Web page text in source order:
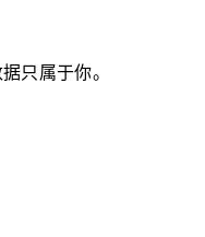
只属于你。